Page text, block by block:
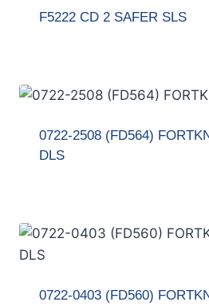
F5222 CD 2 SAFER SLS
0722-2508 (FD564)
DLS
0722-0403 (FD560)